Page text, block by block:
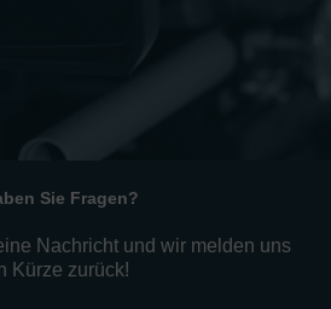
Sie Fragen?
Nachricht und wir melden uns
Kürze zurück!